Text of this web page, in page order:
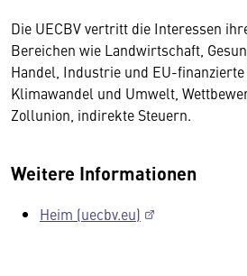
Die UECBV vertritt die Interessen
Bereichen wie Landwirtschaft,
Handel, Industrie und EU-
Klimawandel und Umwelt,
Zollunion, indirekte Steuern.
Weitere Informationen
Heim (uecbv.eu)